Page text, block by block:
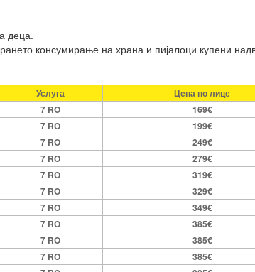
деца.
консумирање на храна и пијалоци купени
Услуга
Цена по лице
7 RO
169€
7 RO
199€
7 RO
249€
7 RO
279€
7 RO
319€
7 RO
329€
7 RO
349€
7 RO
385€
7 RO
385€
7 RO
385€